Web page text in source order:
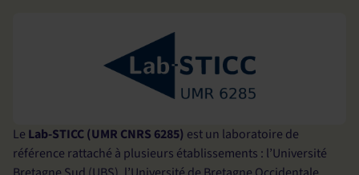
Le Lab-STICC (UMR CNRS 6285) est un laboratoire de
référence rattaché à plusieurs établissements : l’Université